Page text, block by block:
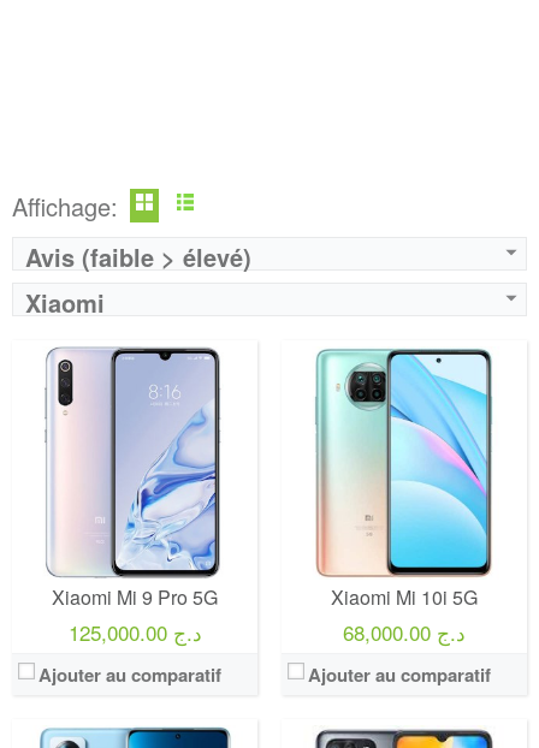
Affichage:
Avis (faible > élevé)
Xiaomi
Xiaomi Mi 9 Pro 5G
125,000.00 د.ج
Ajouter au comparatif
Xiaomi Mi 10i 5G
68,000.00 د.ج
Ajouter au comparatif